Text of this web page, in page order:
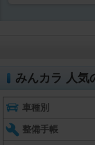
みんカラ 人気
車種別
整備手帳